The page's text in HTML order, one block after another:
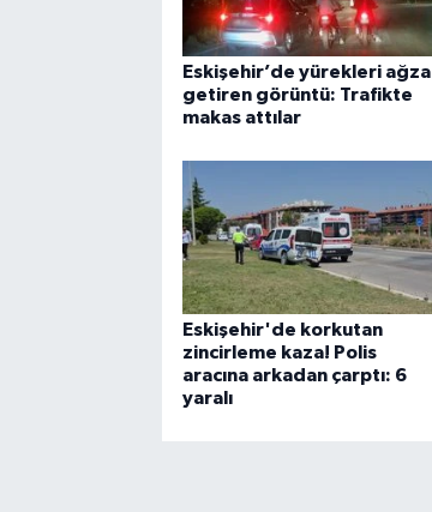
Eskişehir’de yürekleri ağza
getiren görüntü: Trafikte
makas attılar
Eskişehir'de korkutan
zincirleme kaza! Polis
aracına arkadan çarptı: 6
yaralı